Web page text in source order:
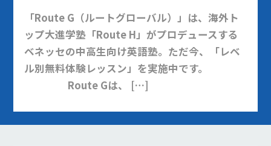
「Route G（ルートグローバル）」は、海外ト
ップ大進学塾「Route H」がプロデュースする
ベネッセの中高生向け英語塾。ただ今、「レベ
ル別無料体験レッスン」を実施中です。
Route Gは、 […]